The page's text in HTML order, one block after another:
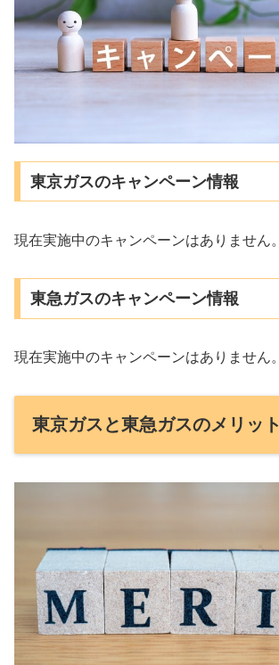
東京ガスのキャンペーン情報
現在実施中のキャンペーンはありません。
東急ガスのキャンペーン情報
現在実施中のキャンペーンはありません。
東京ガスと東急ガスのメリット